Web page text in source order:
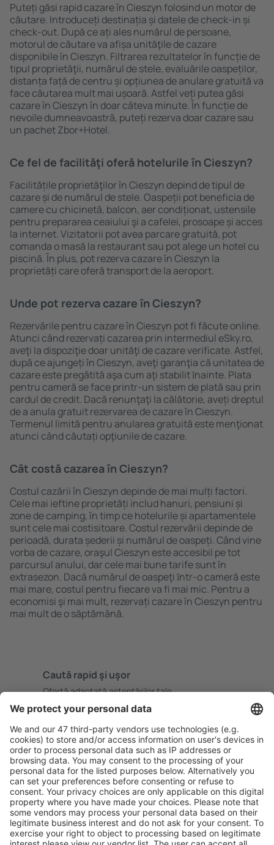
Puteți găsi rapid cazare în Cieszyn folosind un motor de
căutare. Introduceți destinația și datele de check-in și
check-out. După ce ați ales numărul de persoane,
motorul de căutare va afișa unităţile de cazare
disponibile în Cieszyn. Filtrarea rezultatelor în funcție de
tipul proprietăţii, numărul de stele, evaluările oaspeților,
distanța față de centru și opțiunea de anulare gratuită va
face căutarea mult mai ușoară. Astfel veți putea găsi
cazare în Cieszyn în doar câteva minute. În funcție de
nevoile dumneavoastră, puteți rezerva doar cazare sau
un pachet Zbor+Hotel.
Ce fel de facilităţi oferă hotelurile în Cieszyn?
Facilitățile proprietăţilor în Cieszyn depind de tipul de
cazare și de numărul de stele. Oaspeții pot beneficia de
camere cu chicinetă, balcon, aer condiționat, ustensile
pentru prepararea ceaiului şi a cafelei, prosoape și acces
la internet. Vizitatorii pot avea parcare gratuită, pot
comanda o masă la restaurant sau pot alege un hotel cu
piscină. În plus, pot rezerva cazare în Cieszyn la
proprietăți care oferă transport de la aeroport.
Unde pot rezerva cazare în Cieszyn?
Rezervările pentru cazare în Cieszyn pot fi făcute online.
Atunci când rezervați cazarea prin intermediul eSky.ro,
aveţi la dispoziţie doar unităţi de cazare verificate. Astfel,
după ce ajungeți în Cieszyn, aveţi garanţia că unitatea de
cazare este pregătită aşa cum aţi stabilit ȋnainte. Plata
pentru cameră se face printr-un sistem de plată sau prin
cardul de credit. Dacă renunţaţi la călătorie, aveți dreptul
de a anula gratuit rezervarea de cazare în Cieszyn.
Termenul limită pentru anularea gratuită este menţionat
atunci când căutați opţiunile de cazare.
Cât costă cazarea în Cieszyn?
Costul cazării în Cieszyn depinde de mai mulți factori.
Cele mai ieftine proprietăți includ hanuri, pensiuni și
zone de camping, în timp ce hotelurile și apartamentele
sunt cele mai costisitoare. Costul rezervării depinde de
perioadă, durata șederii și numărul de oaspeți. Când vine
vorba de cazare, oraşul Cieszyn este accesibil pe tot
parcursul anului, dar cele mai bune tarife sunt în
extrasezon. Dacă numărul de oaspeţi ȋntr-o cameră este
mai mare, costul pentru fiecare va fi mai mic. Pentru a
economisi şi mai mult, rezervați cazare în Cieszyn pentru
mai mult de o săptămână.
Caută rapid şi uşor
Ofertă adaptată aşteptărilor tale.
Planifică ȋn siguranţă
Rezervare fără griji cu opțiune gratuită de anulare.
Economiseşte mai mult
Prețuri atractive și oferte speciale pentru utilizatorii
conectați.
Cazarea preferată